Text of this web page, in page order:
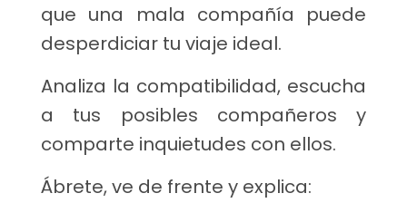
que una mala compañía puede
desperdiciar tu viaje ideal.
Analiza la compatibilidad, escucha
a tus posibles compañeros y
comparte inquietudes con ellos.
Ábrete, ve de frente y explica: